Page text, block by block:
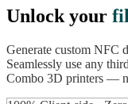
Unlock your
Generate custom NFC
Seamlessly use any
Combo 3D printers —